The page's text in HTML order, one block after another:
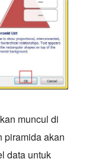
muncul di
piramida akan
data untuk